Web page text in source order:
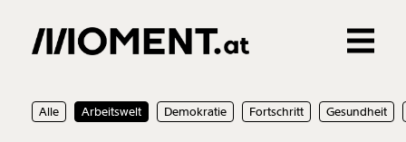
0Treffer 0Artikel
Alle Arbeitswelt Demokratie Fortschritt Gesundheit
14.07.2023